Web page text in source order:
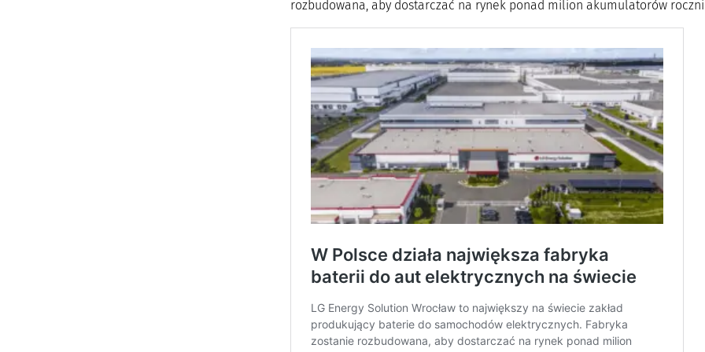
rozbudowana, aby dostarczać na rynek ponad milion akumulatorów